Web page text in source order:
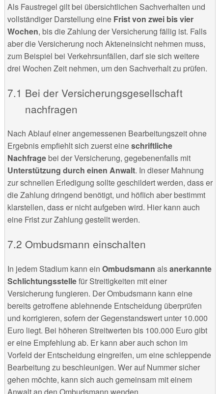
Als Faustregel gilt bei übersichtlichen Sachverhalten und
vollständiger Darstellung eine Frist von zwei bis vier
Wochen, bis die Zahlung der Versicherung fällig ist. Falls
aber die Versicherung noch Akteneinsicht nehmen muss,
zum Beispiel bei Verkehrsunfällen, darf sie sich weitere
drei Wochen Zeit nehmen, um den Sachverhalt zu prüfen.
Bei der Versicherungsgesellschaft
nachfragen
Nach Ablauf einer angemessenen Bearbeitungszeit ohne
Ergebnis empfiehlt sich zuerst eineschriftliche
Nachfragebei der Versicherung, gegebenenfalls mit
Unterstützung durch einen Anwalt. In dieser Mahnung
zur schnellen Erledigung sollte geschildert werden, dass er
die Zahlung dringend benötigt, und höflich aber bestimmt
klarstellen, dass er nicht aufgeben wird. Hier kann auch
eine Frist zur Zahlung gestellt werden.
Ombudsmann einschalten
In jedem Stadium kann ein Ombudsmann alsanerkannte
Schlichtungsstellefür Streitigkeiten mit einer
Versicherung fungieren. Der Ombudsmann kann eine
bereits getroffene ablehnende Entscheidung überprüfen
und korrigieren, sofern der Gegenstandswert unter 10.000
Euro liegt. Bei höheren Streitwerten bis 100.000 Euro gibt
er eine Empfehlung ab. Er kann aber auch schon im
Vorfeld der Entscheidung eingreifen, um eine schleppende
Bearbeitung zu beschleunigen. Wer auf Nummer sicher
gehen möchte, kann sich auch gemeinsam mit einem